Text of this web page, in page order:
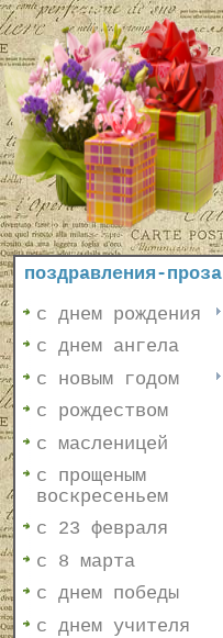
поздравления-проза
с днем рождения
с днем ангела
с новым годом
с рождеством
с масленицей
с прощеным
воскресеньем
с 23 февраля
с 8 марта
с днем победы
с днем учителя